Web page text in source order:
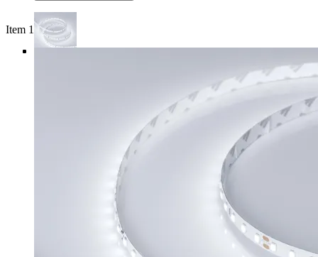
Item 1 of 4